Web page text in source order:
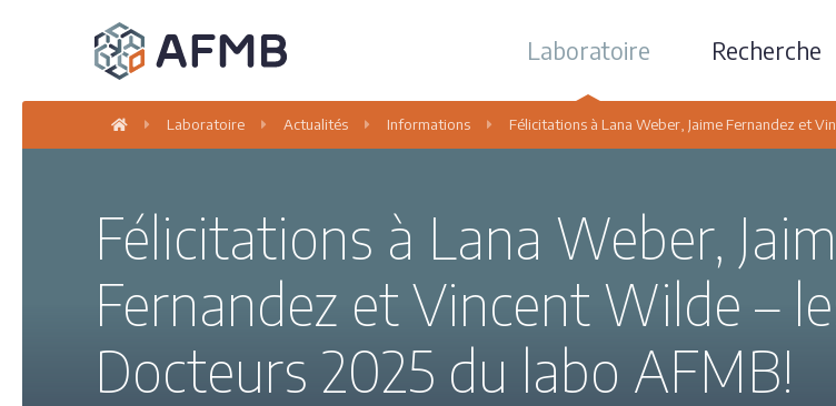
Laboratoire Recherche
Laboratoire Actualités Informations Félicitations à Lana Weber, Jaime Fernandez et
Félicitations à Lana Weber,
Fernandez et Vincent Wilde –
Docteurs 2025 du labo AFMB!